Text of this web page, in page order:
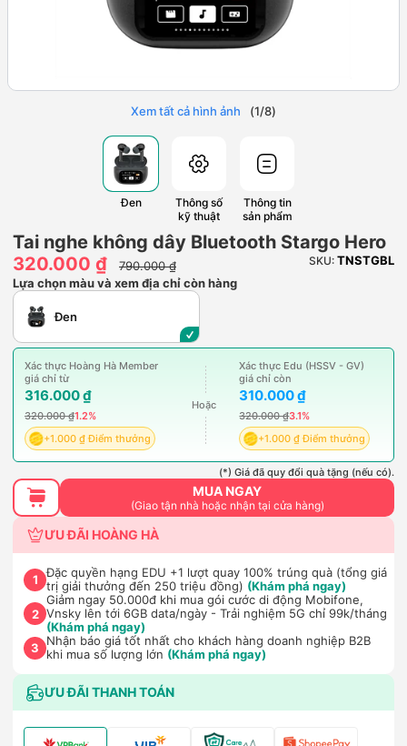
Xem tất cả hình ảnh (1/8)
Đen
Thông số
kỹ thuật
Thông tin
sản phẩm
Tai nghe không dây Bluetooth Stargo Hero
320.000 ₫
790.000 ₫ SKU: TNSTGBL
Lựa chọn màu và xem địa chỉ còn hàng
Đen
Xác thực Hoàng Hà Member
giá chỉ từ
316.000 ₫
320.000 ₫1.2%
+1.000 ₫ Điểm thưởng
Hoặc
Xác thực Edu (HSSV - GV)
giá chỉ còn
310.000 ₫
320.000 ₫3.1%
+1.000 ₫ Điểm thưởng
(*) Giá đã quy đổi quà tặng (nếu có).
MUA NGAY
(Giao tận nhà hoặc nhận tại cửa hàng)
ƯU ĐÃI HOÀNG HÀ
1
Đặc quyền hạng EDU +1 lượt quay 100% trúng quà (tổng giá
trị giải thưởng đến 250 triệu đồng) (Khám phá ngay)
2
Giảm ngay 50.000đ khi mua gói cước di động Mobifone,
Vnsky lên tới 6GB data/ngày - Trải nghiệm 5G chỉ 99k/tháng
(Khám phá ngay)
3
Nhận báo giá tốt nhất cho khách hàng doanh nghiệp B2B
khi mua số lượng lớn (Khám phá ngay)
ƯU ĐÃI THANH TOÁN